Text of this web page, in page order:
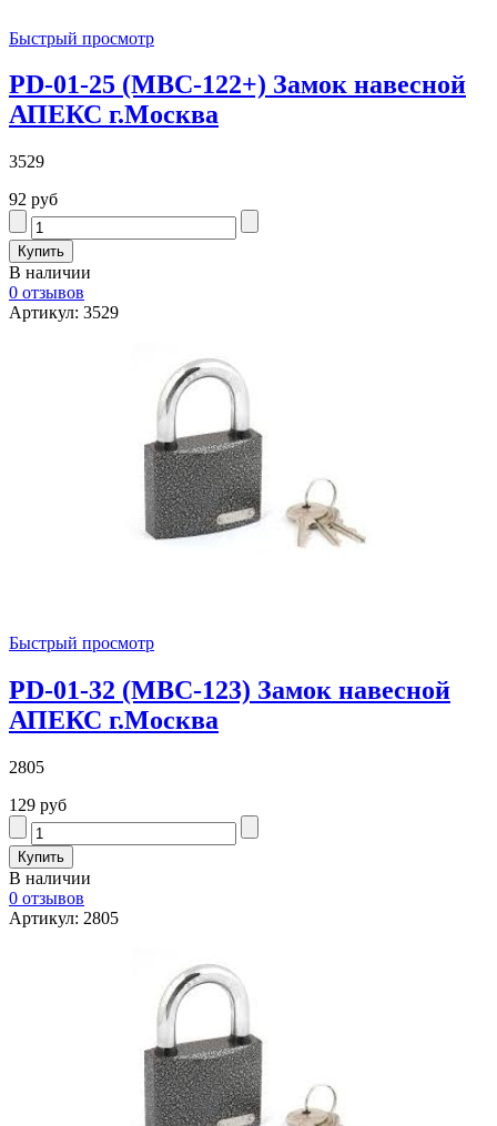
Быстрый просмотр
PD-01-25 (МВС-122+) Замок навесной
АПЕКС г.Москва
3529
92 руб
В наличии
0 отзывов
Артикул: 3529
Быстрый просмотр
PD-01-32 (МВС-123) Замок навесной
АПЕКС г.Москва
2805
129 руб
В наличии
0 отзывов
Артикул: 2805